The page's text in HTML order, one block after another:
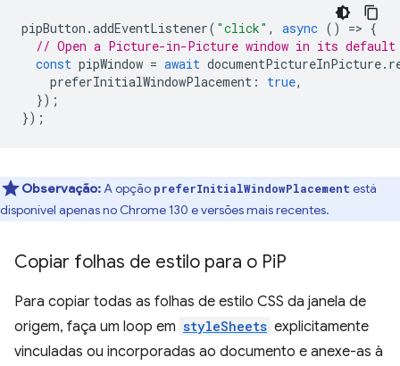
pipButton .addEventListener( "click" , async () => {
// Open a Picture-in-Picture window in its
const pipWindow = await documentPictureInPicture.
preferInitialWindowPlacement : true,
});
});
Observação: A opção preferInitialWindowPlacement está
disponível apenas no Chrome 130 e versões mais recentes.
Copiar folhas de estilo para o PiP
Para copiar todas as folhas de estilo CSS da janela de
origem, faça um loop em styleSheets explicitamente
vinculadas ou incorporadas ao documento e anexe-as à